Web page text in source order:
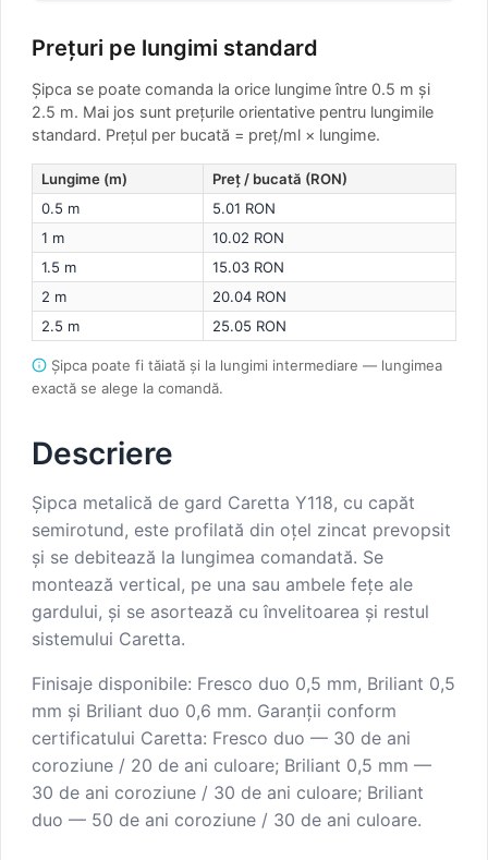
Prețuri pe lungimi standard
Șipca se poate comanda la orice lungime între 0.5 m și
2.5 m. Mai jos sunt prețurile orientative pentru lungimile
standard. Prețul per bucată = preț/ml × lungime.
Lungime (m)
Preț / bucată (RON)
0.5 m
5.01 RON
1 m
10.02 RON
1.5 m
15.03 RON
2 m
20.04 RON
2.5 m
25.05 RON
Șipca poate fi tăiată și la lungimi intermediare — lungimea
exactă se alege la comandă.
Descriere
Șipca metalică de gard Caretta Y118, cu capăt
semirotund, este profilată din oțel zincat prevopsit
și se debitează la lungimea comandată. Se
montează vertical, pe una sau ambele fețe ale
gardului, și se asortează cu învelitoarea și restul
sistemului Caretta.
Finisaje disponibile: Fresco duo 0,5 mm, Briliant 0,5
mm și Briliant duo 0,6 mm. Garanții conform
certificatului Caretta: Fresco duo — 30 de ani
coroziune / 20 de ani culoare; Briliant 0,5 mm —
30 de ani coroziune / 30 de ani culoare; Briliant
duo — 50 de ani coroziune / 30 de ani culoare.